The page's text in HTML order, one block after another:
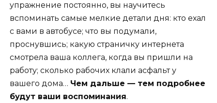
упражнение постоянно, вы научитесь
вспоминать самые мелкие детали дня: кто ехал
с вами в автобусе; что вы подумали,
проснувшись; какую страничку интернета
смотрела ваша коллега, когда вы пришли на
работу; сколько рабочих клали асфальт у
вашего дома… Чем дальше — тем подробнее
будут ваши воспоминания.